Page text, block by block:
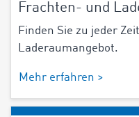
Frachten- und
Finden Sie zu jeder
Laderaumangebot.
Mehr erfahren >